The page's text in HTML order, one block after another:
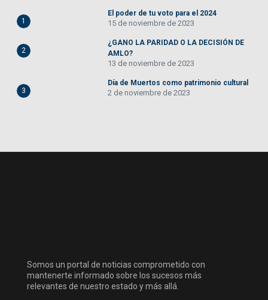
1
El poder de tu voto para el 2024
15 de noviembre de 2023
2
¿GANO LA PARIDAD O LA DECISIÓN DE
AMLO?
13 de noviembre de 2023
3
Día de Muertos como patrimonio cultural
2 de noviembre de 2023
Somos un portal de noticias comprometido con
mantenerte informado sobre los sucesos más
relevantes de nuestro estado y más allá.